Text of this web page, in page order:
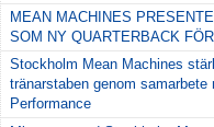
MEAN MACHINES
SOM NY QUARTERBACK
Stockholm Mean Machines
tränarstaben genom samarbete
Performance